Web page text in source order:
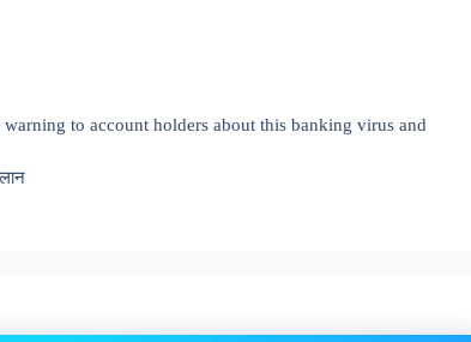
warning to account holders about this banking virus and